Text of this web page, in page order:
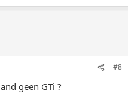
#8
geen GTi ?